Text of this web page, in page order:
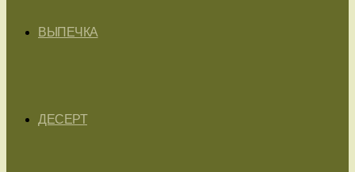
ВЫПЕЧКА
ДЕСЕРТ